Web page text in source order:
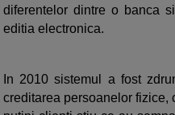
diferentelor dintre o banca
editia electronica.
In 2010 sistemul a fost
creditarea persoanelor fizice,